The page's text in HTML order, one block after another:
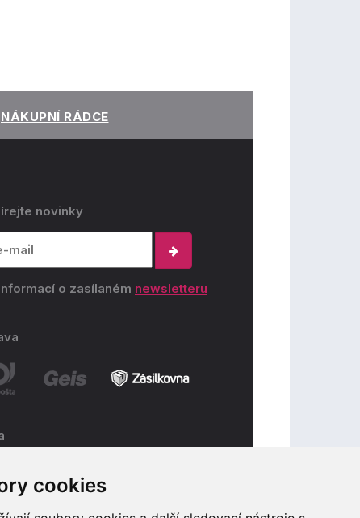
cookies
NÁKUPNÍ RÁDCE
novinky
o zasílaném newsletteru